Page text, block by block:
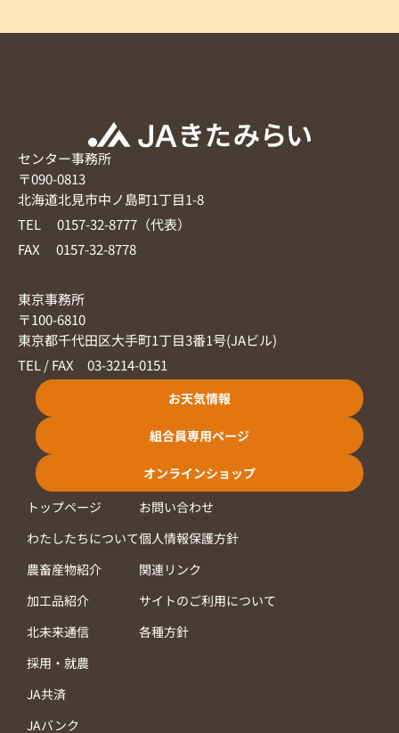
センター事務所
〒090-0813
北海道北見市中ノ島町1丁目1-8
TEL 0157-32-8777（代表）
FAX 0157-32-8778
東京事務所
〒100-6810
東京都千代田区大手町1丁目3番1号(JAビル)
TEL / FAX 03-3214-0151
お天気情報
組合員専用ページ
オンラインショップ
トップページ
わたしたちについて
農畜産物紹介
加工品紹介
北未来通信
採用・就農
JA共済
JAバンク
お問い合わせ
個人情報保護方針
関連リンク
サイトのご利用について
各種方針